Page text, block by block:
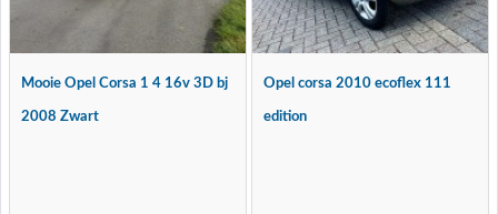
Mooie Opel Corsa 1 4 16v 3D bj
2008 Zwart
Opel corsa 2010 ecoflex 111
edition